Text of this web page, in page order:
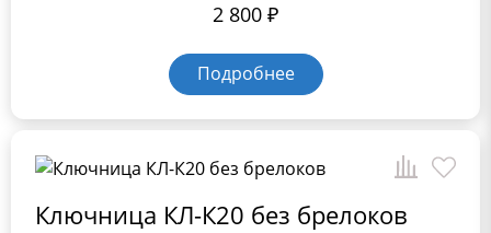
2 800 ₽
Подробнее
Ключница КЛ-К20 без брелоков